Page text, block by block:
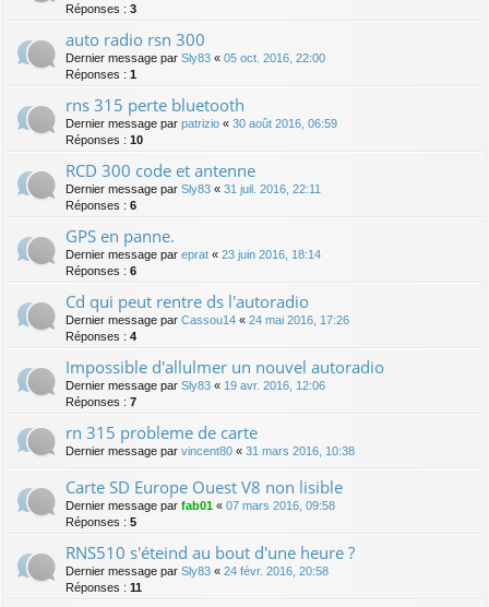
Réponses : 3
auto radio rsn 300
Dernier message par Sly83 « 05 oct. 2016, 22:00
Réponses : 1
rns 315 perte bluetooth
Dernier message par patrizio « 30 août 2016, 06:59
Réponses : 10
RCD 300 code et antenne
Dernier message par Sly83 « 31 juil. 2016, 22:11
Réponses : 6
GPS en panne.
Dernier message par eprat « 23 juin 2016, 18:14
Réponses : 6
Cd qui peut rentre ds l'autoradio
Dernier message par Cassou14 « 24 mai 2016, 17:26
Réponses : 4
Impossible d'allulmer un nouvel autoradio
Dernier message par Sly83 « 19 avr. 2016, 12:06
Réponses : 7
rn 315 probleme de carte
Dernier message par vincent80 « 31 mars 2016, 10:38
Carte SD Europe Ouest V8 non lisible
Dernier message par fab01 « 07 mars 2016, 09:58
Réponses : 5
RNS510 s'éteind au bout d'une heure ?
Dernier message par Sly83 « 24 févr. 2016, 20:58
Réponses : 11